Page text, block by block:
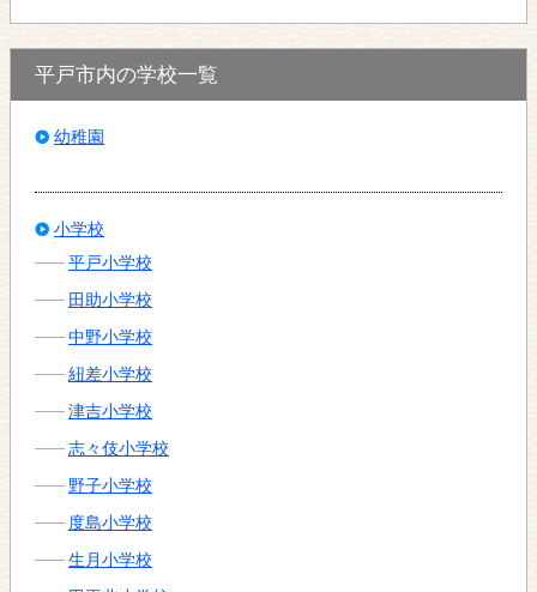
平戸市内の学校一覧
幼稚園
小学校
平戸小学校
田助小学校
中野小学校
紐差小学校
津吉小学校
志々伎小学校
野子小学校
度島小学校
生月小学校